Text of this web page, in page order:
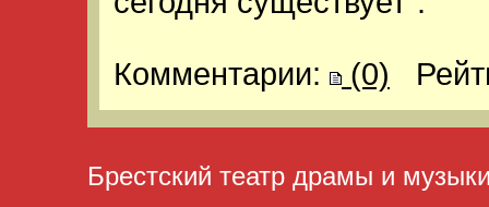
Комментарии: (0)
Брестский театр драмы и